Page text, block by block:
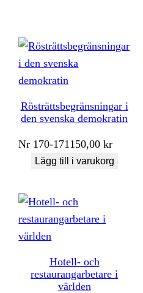
Rösträttsbegränsningar i
den svenska demokratin
Nr 170-171150,00kr
Lägg till i varukorg
Hotell- och
restaurangarbetare i
världen